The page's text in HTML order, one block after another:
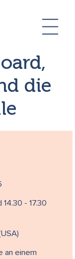
die
14.30 - 17.30
an einem